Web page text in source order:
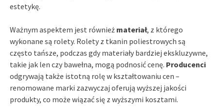
estetykę.
Ważnym aspektem jest również materiał, z którego
wykonane są rolety. Rolety z tkanin poliestrowych są
często tańsze, podczas gdy materiały bardziej ekskluzywne,
takie jak len czy bawełna, mogą podnosić cenę. Producenci
odgrywają także istotną rolę w kształtowaniu cen –
renomowane marki zazwyczaj oferują wyższej jakości
produkty, co może wiązać się z wyższymi kosztami.